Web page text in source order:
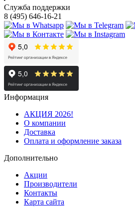
Служба поддержки
8 (495) 646-16-21
Информация
АКЦИЯ 2026!
О компании
Доставка
Оплата и оформление заказа
Дополнительно
Акции
Производители
Контакты
Карта сайта